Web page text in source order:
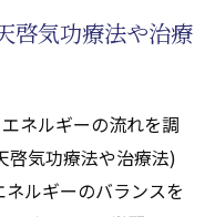
啓気功療法や治療
ネルギーの流れを調
啓気功療法や治療法)
ルギーのバランスを